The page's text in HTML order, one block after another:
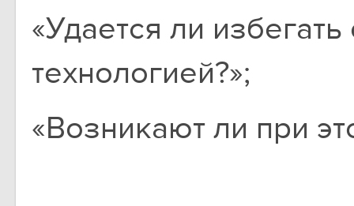
«Удается ли
технологией?»;
«Возникают ли при